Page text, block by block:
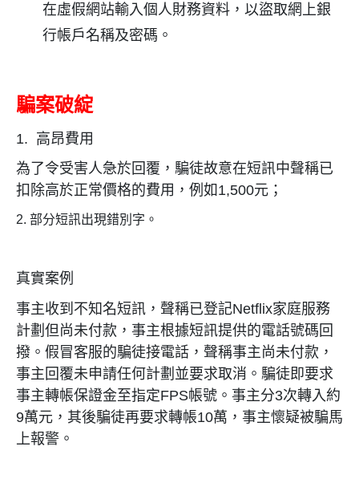
在虛假網站輸入個人財務資料，以盜取網上銀
行帳戶名稱及密碼。
騙案破綻
1. 高昂費用
為了令受害人急於回覆，騙徒故意在短訊中聲稱已
扣除高於正常價格的費用，例如 1,500元；
2. 部分短訊出現錯別字。
真實案例
事主收到不知名短訊，聲稱已登記Netflix家庭服務
計劃但尚未付款，事主根據短訊提供的電話號碼回
撥。假冒客服的騙徒接電話，聲稱事主尚未付款，
事主回覆未申請任何計劃並要求取消。騙徒即要求
事主轉帳保證金至指定FPS帳號。事主分3次轉入約
9萬元，其後騙徒再要求轉帳10萬，事主懷疑被騙馬
上報警。